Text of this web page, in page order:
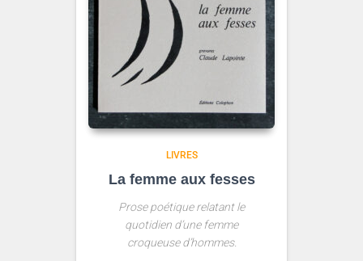
LIVRES
La femme aux fesses
Prose poétique relatant le
quotidien d’une femme
croqueuse d’hommes.